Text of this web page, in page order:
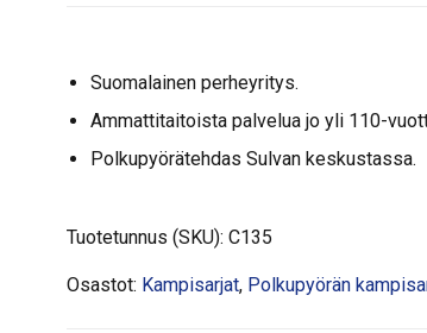
Suomalainen perheyritys.
Ammattitaitoista palvelua jo yli 110-
Polkupyörätehdas Sulvan keskustassa.
Tuotetunnus (SKU): C135
Osastot: Kampisarjat, Polkupyörän